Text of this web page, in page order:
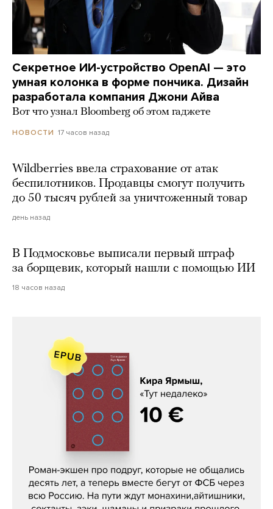
Секретное ИИ-устройство OpenAI — это
умная колонка в форме пончика. Дизайн
разработала компания Джони Айва
Вот что узнал Bloomberg об этом гаджете
НОВОСТИ 17 часов назад
Wildberries ввела страхование от атак
беспилотников. Продавцы смогут получить
до 50 тысяч рублей за уничтоженный товар
день назад
В Подмосковье выписали первый штраф
за борщевик, который нашли с помощью ИИ
18 часов назад
Кира Ярмыш, «Тут недалеко»